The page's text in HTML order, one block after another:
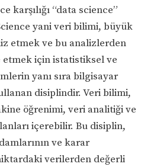
karşılığı “data science”
yani veri bilimi, büyük
etmek ve bu analizlerden
için istatistiksel ve
yanı sıra bilgisayar
disiplindir. Veri bilimi,
öğrenimi, veri analitiği ve
içerebilir. Bu disiplin,
ve karar
verilerden değerli